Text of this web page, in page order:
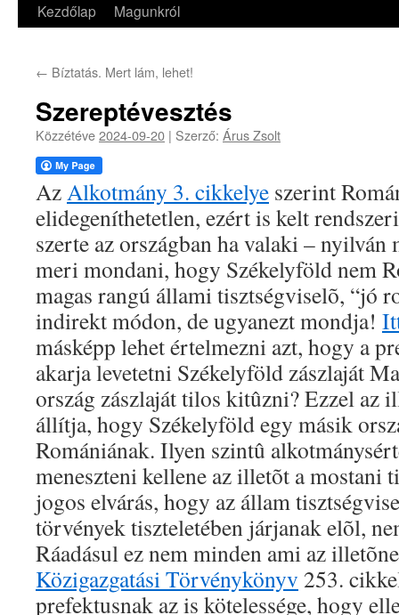
Kilépés
tartalomba
Kezdőlap Magunkról
← Bíztatás. Mert lám, lehet!
Szereptévesztés
Közzétéve2024-09-20 | Szerző: Árus Zsolt
AzAlkotmány 3. cikkelye szerint
elidegeníthetetlen, ezért is kelt
szerte az országban ha valaki – nyilván
meri mondani, hogy Székelyföld nem
magas rangú állami tisztségviselõ, “jó
indirekt módon, de ugyanezt mondja!
másképp lehet értelmezni azt, hogy a
akarja levetetni Székelyföld zászlaját
ország zászlaját tilos kitûzni? Ezzel az
állítja, hogy Székelyföld egy másik
Romániának. Ilyen szintû
meneszteni kellene az illetõt a mostani
jogos elvárás, hogy az állam
törvények tiszteletében járjanak elõl,
Ráadásul ez nem minden ami az
Közigazgatási Törvénykönyv 253.
prefektusnak az is kötelessége, hogy